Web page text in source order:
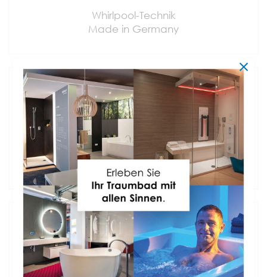
Whirlpool-Technik
Made in Germany
GEPRÜFT
Erfüllt alle DIN-Normen
für Hygiene & Schall
INSTALLATION